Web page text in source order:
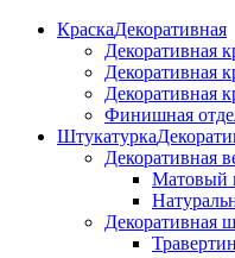
КраскаДекоративная
Декоративная
Декоративная
Декоративная
Финишная
Штукатурка
Декоративная
Матовый
Декоративная
Травертин